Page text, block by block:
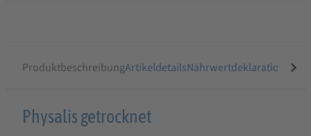
ProduktbeschreibungArtikeldetailsNährwertdeklaration
Produktbeschreibung
Physalis getrocknet